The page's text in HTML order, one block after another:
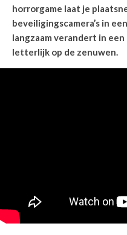
horrorgame laat je
beveiligingscamera’s in
langzaam verandert in
letterlijk op de zenuwen.